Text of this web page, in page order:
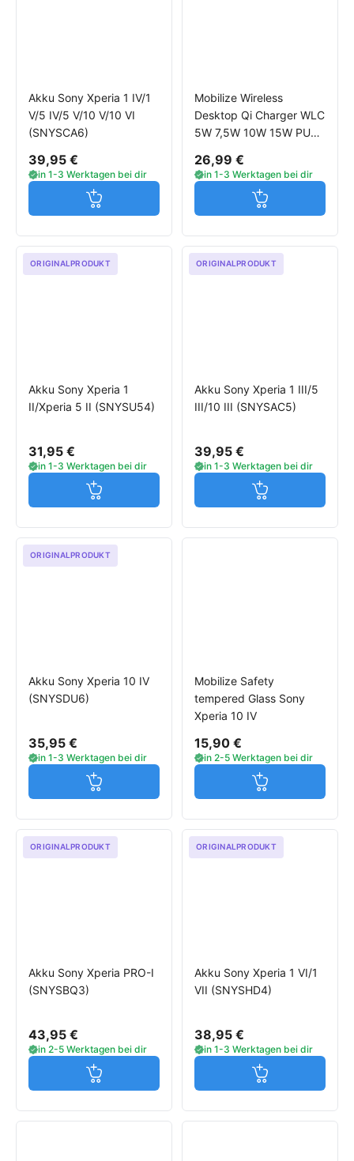
Akku Sony Xperia 1 IV/1
V/5 IV/5 V/10 V/10 VI
(SNYSCA6)
39,95 €
in 1-3 Werktagen bei dir
Jetzt in den Warenkorb
Mobilize Wireless
Desktop Qi Charger WLC
5W 7,5W 10W 15W PU
26,99 €
in 1-3 Werktagen bei dir
Jetzt in den
ORIGINALPRODUKT
Akku Sony Xperia 1
II/Xperia 5 II (SNYSU54)
31,95 €
in 1-3 Werktagen bei dir
Jetzt in den Warenkorb
ORIGINALPRODUKT
Akku Sony Xperia 1 III/5
III/10 III (SNYSAC5)
39,95 €
in 1-3 Werktagen bei dir
Jetzt in den
ORIGINALPRODUKT
Akku Sony Xperia 10 IV
(SNYSDU6)
35,95 €
in 1-3 Werktagen bei dir
Jetzt in den Warenkorb
Mobilize Safety
tempered Glass Sony
Xperia 10 IV
15,90 €
in 2-5 Werktagen bei dir
Jetzt in den
ORIGINALPRODUKT
Akku Sony Xperia PRO-I
(SNYSBQ3)
43,95 €
in 2-5 Werktagen bei dir
Jetzt in den Warenkorb
ORIGINALPRODUKT
Akku Sony Xperia 1 VI/1
VII (SNYSHD4)
38,95 €
in 1-3 Werktagen bei dir
Jetzt in den